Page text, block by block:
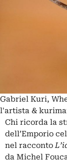
Gabriel Kuri,
l'artista &
Chi ricorda la
dell’Emporio
nel racconto
da Michel